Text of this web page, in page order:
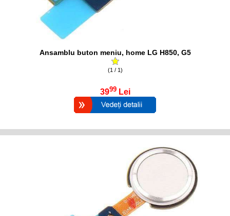
Ansamblu buton meniu, home LG H850, G5
(1 / 1)
3999 Lei